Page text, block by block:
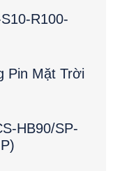
R100-
Pin Mặt Trời
HB90/SP-